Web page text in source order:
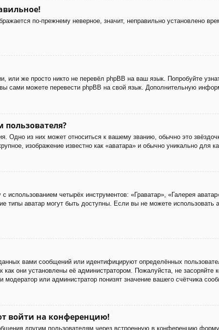
по-прежнему неверное, значит, неправильно установлено
или же просто никто не перевёл phpBB на ваш язык. Попробуйте
вы сами можете перевести phpBB на свой язык. Дополнительную
Одно из них может относиться к вашему званию, обычно это
изображение известно как «аватара» и обычно уникально для
четырёх инструментов: «Граватар», «Галерея
типы аватар могут быть доступны. Если вы не можете
вами сообщений или идентифицируют определённых
они установлены её администратором. Пожалуйста, не
или администратор понизят значение вашего счётчика
войти на конференцию!
другим пользователям через встроенную в конференцию